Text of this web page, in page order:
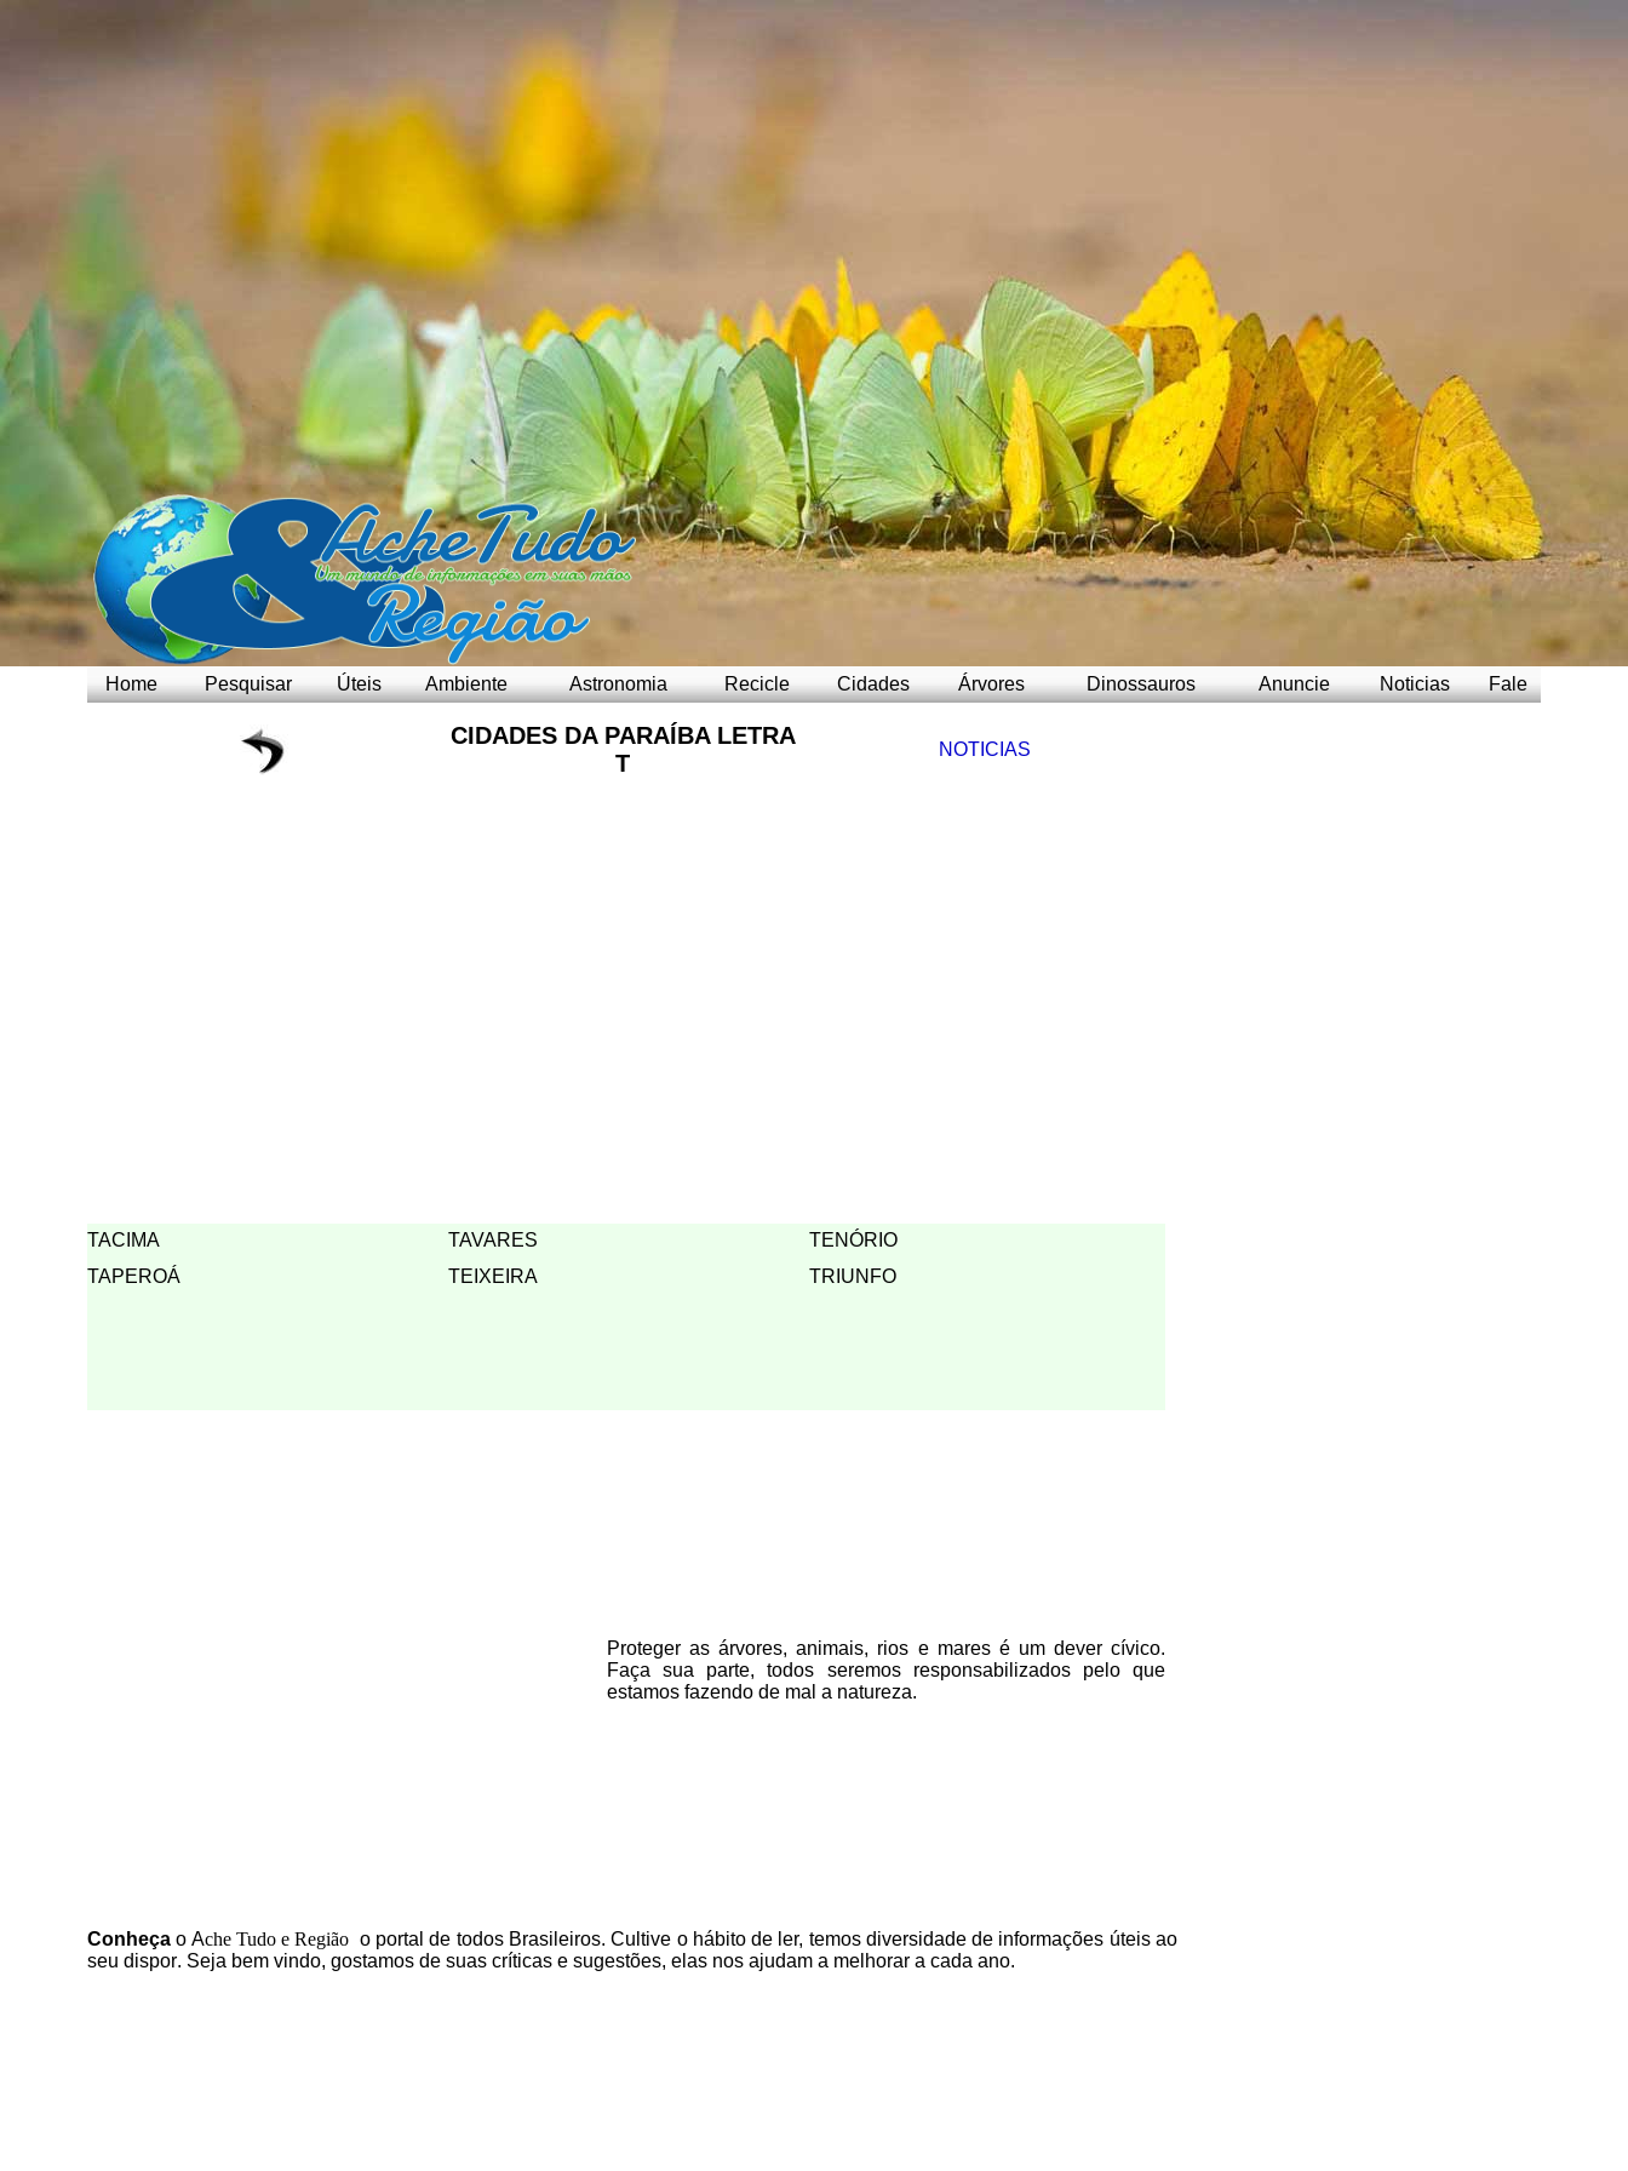
Home Pesquisar Úteis Ambiente Astronomia Recicle Cidades Árvores Dinossauros Anuncie Noticias Fale
CIDADES DA PARAÍBA LETRA
T
NOTICIAS
TACIMA TAVARES
TENÓRIO
TAPEROÁ
TEIXEIRA TRIUNFO
Proteger as árvores, animais, rios e mares é um dever cívico.
Faça sua parte, todos seremos responsabilizados pelo que
estamos fazendo de mal a natureza.
Conheça o Ache Tudo e Região o portalde todos Brasileiros. Cultive o hábito de ler, temos diversidade de informações úteisao
seu dispor. Seja bem vindo, gostamos de suas críticas e sugestões, elas nos ajudam a melhorar a cada ano.